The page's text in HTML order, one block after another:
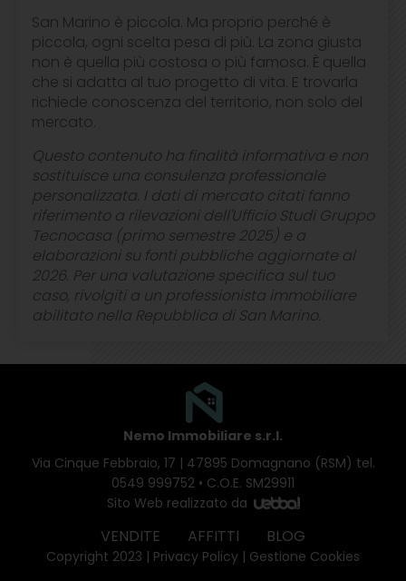
San Marino è piccola. Ma proprio perché è
piccola, ogni scelta pesa di più. La zona giusta
non è quella più costosa o più famosa. È quella
che si adatta al tuo progetto di vita. E trovarla
richiede conoscenza del territorio, non solo del
mercato.
Questo contenuto ha finalità informativa e non
sostituisce una consulenza professionale
personalizzata. I dati di mercato citati fanno
riferimento a rilevazioni dell'Ufficio Studi Gruppo
Tecnocasa (primo semestre 2025) e a
elaborazioni su fonti pubbliche aggiornate al
2026. Per una valutazione specifica sul tuo
caso, rivolgiti a un professionista immobiliare
abilitato nella Repubblica di San Marino.
Nemo Immobiliare s.r.l.
Via Cinque Febbraio, 17 | 47895 Domagnano (RSM) tel.
0549 999752 • C.O.E. SM29911
Sito Web realizzato da
VENDITE AFFITTI BLOG
Copyright 2023 | Privacy Policy | Gestione Cookies